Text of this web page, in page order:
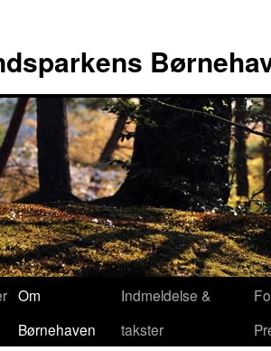
Om
Børnehaven
Indmeldelse &
takster